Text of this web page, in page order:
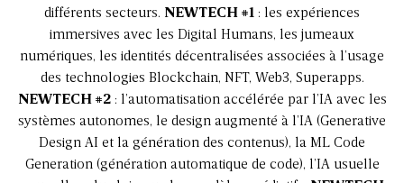
différents secteurs. NEWTECH #1 : les expériences
immersives avec les Digital Humans, les jumeaux
numériques, les identités décentralisées associées à l’usage
des technologies Blockchain, NFT, Web3, Superapps.
NEWTECH #2: l’automatisation accélérée par l’IA avec les
systèmes autonomes, le design augmenté à l’IA (Generative
Design AI et la génération des contenus), la ML Code
Generation (génération automatique de code), l’IA usuelle